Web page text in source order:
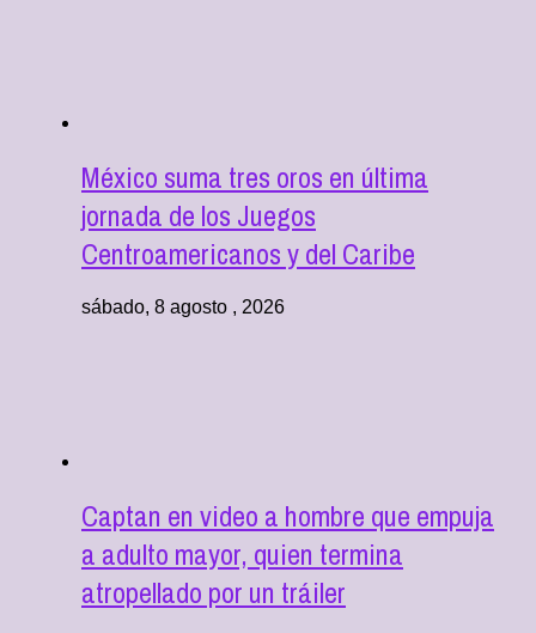
México suma tres oros en última
jornada de los Juegos
Centroamericanos y del Caribe
sábado, 8 agosto , 2026
Captan en video a hombre que empuja
a adulto mayor, quien termina
atropellado por un tráiler